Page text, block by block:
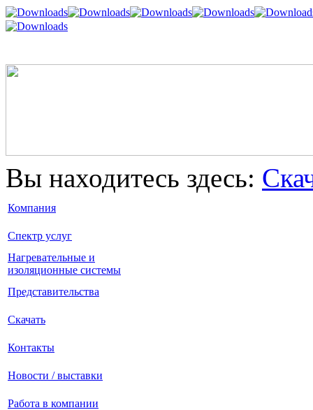
Вы находитесь здесь:
Компания
Спектр услуг
Нагревательные и
изоляционные системы
Представительства
Скачать
Контакты
Новости / выставки
Работа в компании